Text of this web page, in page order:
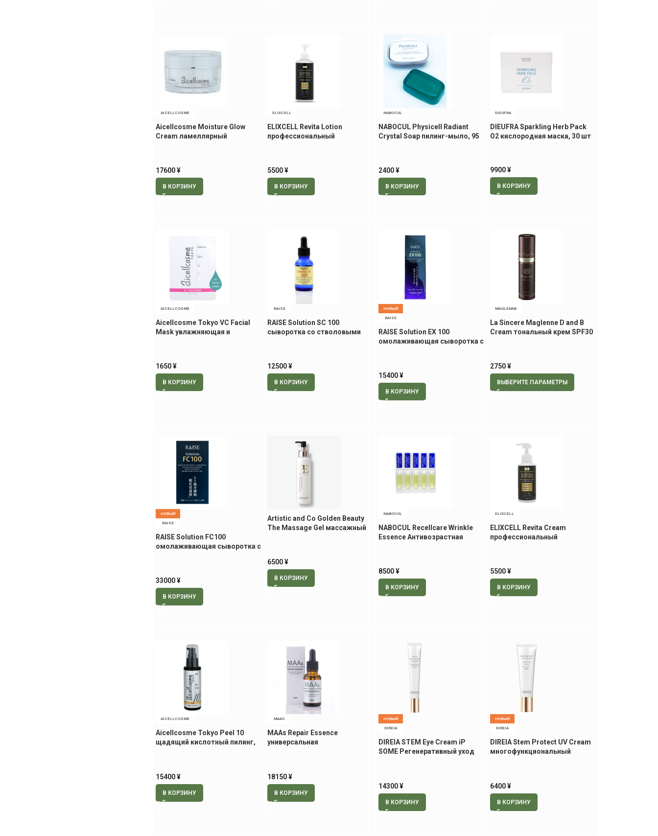
AICELLCOSME
Aicellcosme Moisture Glow
Cream ламеллярный
17600¥
В КОРЗИНУ
ELIXCELL
ELIXCELL Revita Lotion
профессиональный
5500¥
В КОРЗИНУ
NABOCUL
NABOCUL Physicell Radiant
Crystal Soap пилинг-мыло, 95
2400¥
В КОРЗИНУ
DIEUFRA
DIEUFRA Sparkling Herb Pack
O2 кислородная маска, 30 шт
9900¥
В КОРЗИНУ
AICELLCOSME
Aicellcosme Tokyo VC Facial
Mask увлажняющая и
1650¥
В КОРЗИНУ
RAISE
RAISE Solution SC 100
сыворотка со стволовыми
12500¥
В КОРЗИНУ
НОВЫЙ
RAISE
RAISE Solution EX 100
омолаживающая сыворотка с
15400¥
В КОРЗИНУ
MAGLENNE
La Sincere Maglenne D and B
Cream тональный крем SPF30
2750¥
ВЫБЕРИТЕ ПАРАМЕТРЫ
НОВЫЙ
RAISE
RAISE Solution FC100
омолаживающая сыворотка с
33000¥
В КОРЗИНУ
Artistic and Co Golden Beauty
The Massage Gel массажный
6500¥
В КОРЗИНУ
NABOCUL
NABOCUL Recellcare Wrinkle
Essence Антивозрастная
8500¥
В КОРЗИНУ
ELIXCELL
ELIXCELL Revita Cream
профессиональный
5500¥
В КОРЗИНУ
AICELLCOSME
Aicellcosme Tokyo Peel 10
щадящий кислотный пилинг,
15400¥
В КОРЗИНУ
MAAS
MAAs Repair Essence
универсальная
18150¥
В КОРЗИНУ
НОВЫЙ
DIREIA
DIREIA STEM Eye Cream iP
SOME Регенеративный уход
14300¥
В КОРЗИНУ
НОВЫЙ
DIREIA
DIREIA Stem Protect UV Cream
многофункциональный
6400¥
В КОРЗИНУ